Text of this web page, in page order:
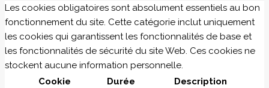
Les cookies obligatoires sont absolument essentiels au bon
fonctionnement du site. Cette catégorie inclut uniquement
les cookies qui garantissent les fonctionnalités de base et
les fonctionnalités de sécurité du site Web. Ces cookies ne
stockent aucune information personnelle.
Cookie
Durée Description